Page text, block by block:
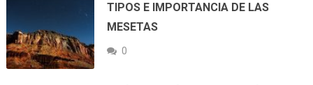
TIPOS E IMPORTANCIA DE LAS
MESETAS
0